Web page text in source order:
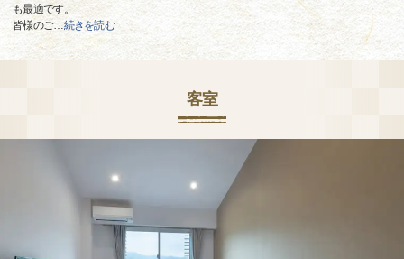
も最適です。
皆様のご…続きを読む
客室